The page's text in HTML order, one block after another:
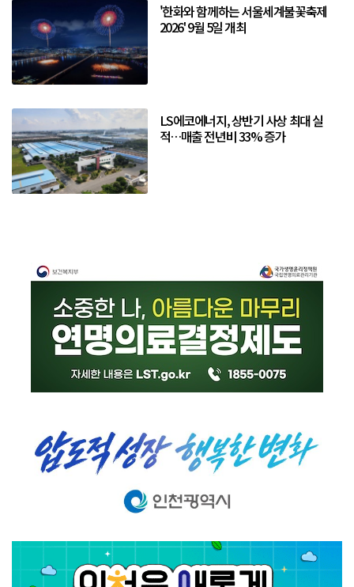
'한화와 함께하는 서울세계불꽃축제
2026' 9월 5일 개최
LS에코에너지, 상반기 사상 최대 실
적…매출 전년비 33% 증가